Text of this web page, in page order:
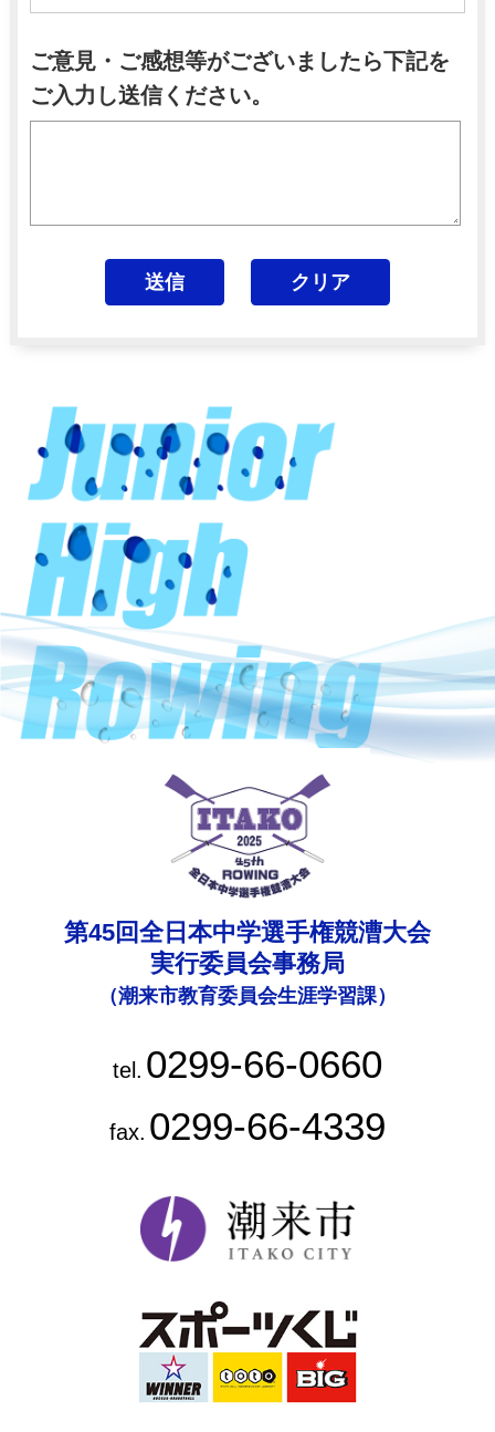
ご意見・ご感想等がございましたら下記を
ご入力し送信ください。
第45回全日本中学選手権競漕大会
実行委員会事務局
（潮来市教育委員会生涯学習課）
tel. 0299-66-0660
fax. 0299-66-4339